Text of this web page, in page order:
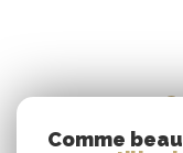
Comme